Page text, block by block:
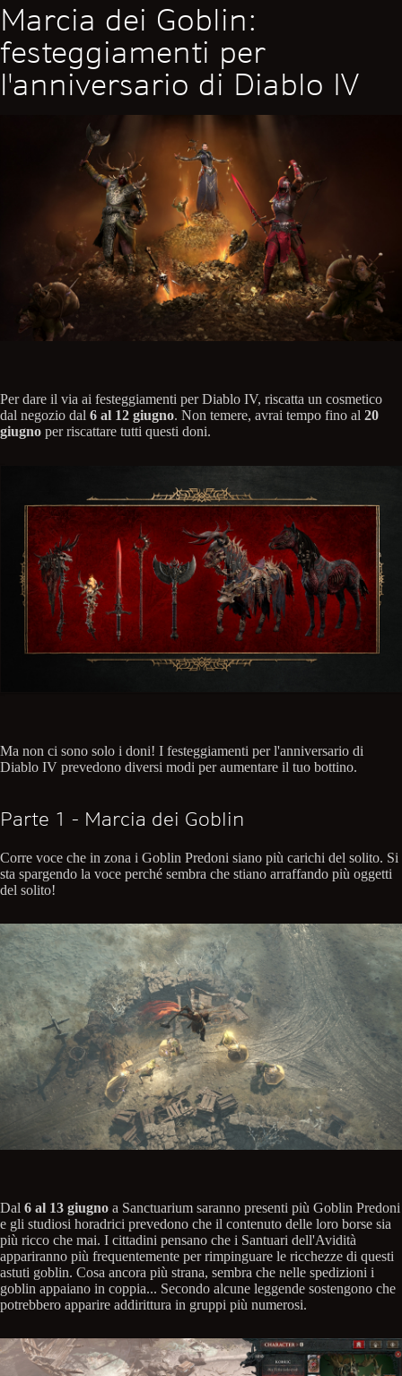
Marcia dei Goblin:
festeggiamenti per
l'anniversario di Diablo IV
Per dare il via ai festeggiamenti per Diablo IV, riscatta un cosmetico
dal negozio dal 6 al 12 giugno. Non temere, avrai tempo fino al 20
giugno per riscattare tutti questi doni.
Ma non ci sono solo i doni! I festeggiamenti per l'anniversario di
Diablo IV prevedono diversi modi per aumentare il tuo bottino.
Parte 1 - Marcia dei Goblin
Corre voce che in zona i Goblin Predoni siano più carichi del solito. Si
sta spargendo la voce perché sembra che stiano arraffando più oggetti
del solito!
Dal 6 al 13 giugno a Sanctuarium saranno presenti più Goblin Predoni
e gli studiosi horadrici prevedono che il contenuto delle loro borse sia
più ricco che mai. I cittadini pensano che i Santuari dell'Avidità
appariranno più frequentemente per rimpinguare le ricchezze di questi
astuti goblin. Cosa ancora più strana, sembra che nelle spedizioni i
goblin appaiano in coppia... Secondo alcune leggende sostengono che
potrebbero apparire addirittura in gruppi più numerosi.